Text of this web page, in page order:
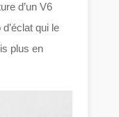
d’un V6
qui le
plus en